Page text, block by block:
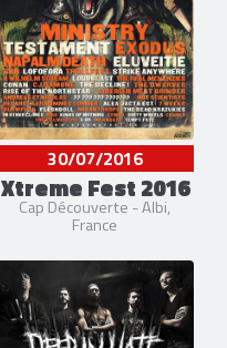
30/07/2016
Xtreme Fest 2016
Cap Découverte - Albi,
France